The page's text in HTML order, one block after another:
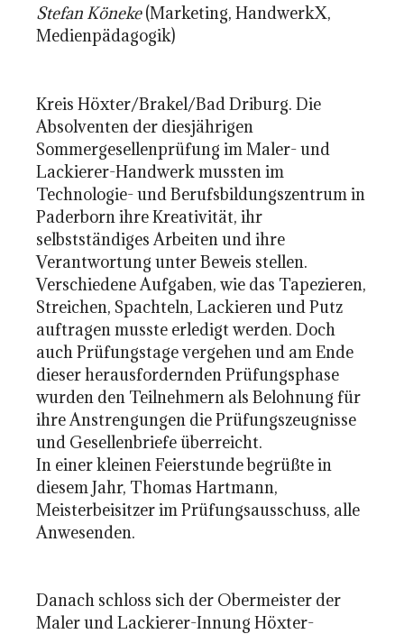
Stefan Köneke(Marketing, HandwerkX,
Medienpädagogik)
Kreis Höxter/Brakel/Bad Driburg. Die
Absolventen der diesjährigen
Sommergesellenprüfung im Maler- und
Lackierer-Handwerk mussten im
Technologie- und Berufsbildungszentrum in
Paderborn ihre Kreativität, ihr
selbstständiges Arbeiten und ihre
Verantwortung unter Beweis stellen.
Verschiedene Aufgaben, wie das Tapezieren,
Streichen, Spachteln, Lackieren und Putz
auftragen musste erledigt werden. Doch
auch Prüfungstage vergehen und am Ende
dieser herausfordernden Prüfungsphase
wurden den Teilnehmern als Belohnung für
ihre Anstrengungen die Prüfungszeugnisse
und Gesellenbriefe überreicht.
In einer kleinen Feierstunde begrüßte in
diesem Jahr, Thomas Hartmann,
Meisterbeisitzer im Prüfungsausschuss, alle
Anwesenden.
Danach schloss sich der Obermeister der
Maler und Lackierer-Innung Höxter-